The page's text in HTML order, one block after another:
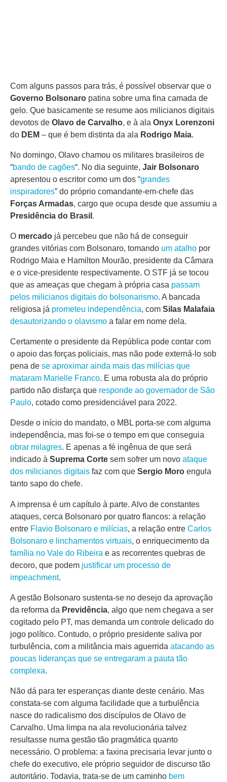
Com alguns passos para trás, é possível observar que o
Governo Bolsonaro patina sobre uma fina camada de
gelo. Que basicamente se resume aos milicianos digitais
devotos de Olavo de Carvalho, e à ala Onyx Lorenzoni
do DEM – que é bem distinta da ala Rodrigo Maia.
No domingo, Olavo chamou os militares brasileiros de
“bando de cagões“. No dia seguinte, Jair Bolsonaro
apresentou o escritor como um dos “grandes
inspiradores” do próprio comandante-em-chefe das
Forças Armadas, cargo que ocupa desde que assumiu a
Presidência do Brasil.
O mercado já percebeu que não há de conseguir
grandes vitórias com Bolsonaro, tomando um atalho por
Rodrigo Maia e Hamilton Mourão, presidente da Câmara
e o vice-presidente respectivamente. O STF já se tocou
que as ameaças que chegam à própria casa passam
pelos milicianos digitais do bolsonarismo. A bancada
religiosa já prometeu independência, com Silas Malafaia
desautorizando o olavismo a falar em nome dela.
Certamente o presidente da República pode contar com
o apoio das forças policiais, mas não pode externá-lo sob
pena de se aproximar ainda mais das milícias que
mataram Marielle Franco. E uma robusta ala do próprio
partido não disfarça que responde ao governador de São
Paulo, cotado como presidenciável para 2022.
Desde o início do mandato, o MBL porta-se com alguma
independência, mas foi-se o tempo em que conseguia
obrar milagres. E apenas a fé ingênua de que será
indicado à Suprema Corte sem sofrer um novo ataque
dos milicianos digitais faz com que Sergio Moro engula
tanto sapo do chefe.
A imprensa é um capítulo à parte. Alvo de constantes
ataques, cerca Bolsonaro por quatro flancos: a relação
entre Flavio Bolsonaro e milícias, a relação entre Carlos
Bolsonaro e linchamentos virtuais, o enriquecimento da
família no Vale do Ribeira e as recorrentes quebras de
decoro, que podem justificar um processo de
impeachment.
A gestão Bolsonaro sustenta-se no desejo da aprovação
da reforma da Previdência, algo que nem chegava a ser
cogitado pelo PT, mas demanda um controle delicado do
jogo político. Contudo, o próprio presidente saliva por
turbulência, com a militância mais aguerrida atacando as
poucas lideranças que se entregaram a pauta tão
complexa.
Não dá para ter esperanças diante deste cenário. Mas
constata-se com alguma facilidade que a turbulência
nasce do radicalismo dos discípulos de Olavo de
Carvalho. Uma limpa na ala revolucionária talvez
resultasse numa gestão tão pragmática quanto
necessário. O problema: a faxina precisaria levar junto o
chefe do executivo, ele próprio seguidor de discurso tão
autoritário. Todavia, trata-se de um caminho bem